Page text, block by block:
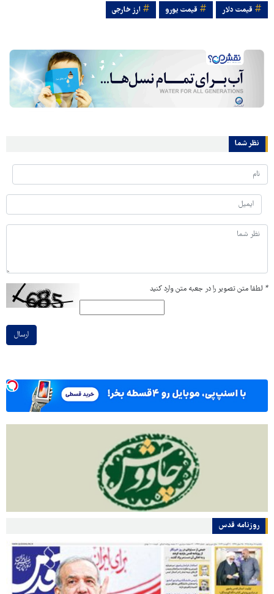
قیمت دلار قیمت یورو ارز خارجی
نظر شما
* لطفا متن تصویر را در جعبه متن وارد کنید
ارسال
روزنامه قدس